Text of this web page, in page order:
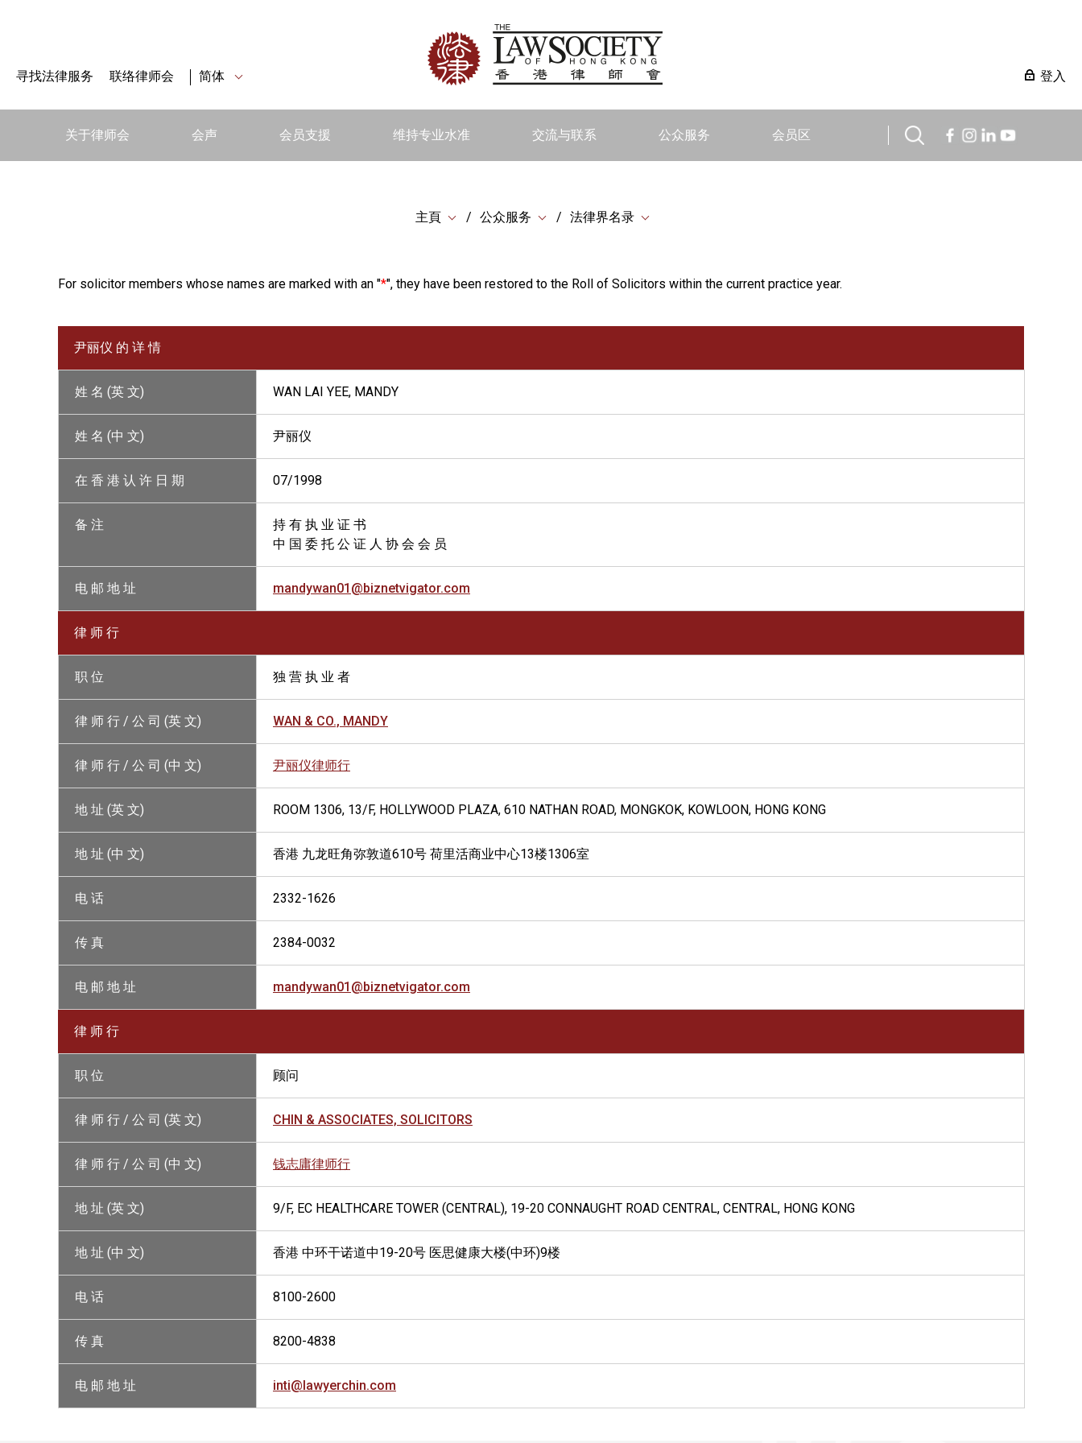
寻找法律服务 联络律师会 简体 登入
关于律师会 会声 会员支援 维持专业水准 交流与联系 公众服务 会员区
主頁 公众服务 法律界名录
For solicitor members whose names are marked with an "*", they have been restored to the Roll of Solicitors within the current practice year.
尹丽仪 的 详 情
姓 名 (英 文) WAN LAI YEE, MANDY
姓 名 (中 文) 尹丽仪
在 香 港 认 许 日 期 07/1998
备 注
持 有 执 业 证 书
中 国 委 托 公 证 人 协 会 会 员
电 邮 地 址 mandywan01@biznetvigator.com
律 师 行
职 位 独 营 执 业 者
律 师 行 / 公 司 (英 文) WAN & CO., MANDY
律 师 行 / 公 司 (中 文) 尹丽仪律师行
地 址 (英 文) ROOM 1306, 13/F, HOLLYWOOD PLAZA, 610 NATHAN ROAD, MONGKOK, KOWLOON, HONG KONG
地 址 (中 文) 香港 九龙旺角弥敦道610号 荷里活商业中心13楼1306室
电 话 2332-1626
传 真 2384-0032
电 邮 地 址 mandywan01@biznetvigator.com
律 师 行
职 位 顾问
律 师 行 / 公 司 (英 文) CHIN & ASSOCIATES, SOLICITORS
律 师 行 / 公 司 (中 文) 钱志庸律师行
地 址 (英 文) 9/F, EC HEALTHCARE TOWER (CENTRAL), 19-20 CONNAUGHT ROAD CENTRAL, CENTRAL, HONG KONG
地 址 (中 文) 香港 中环干诺道中19-20号 医思健康大楼(中环)9楼
电 话 8100-2600
传 真 8200-4838
电 邮 地 址 inti@lawyerchin.com